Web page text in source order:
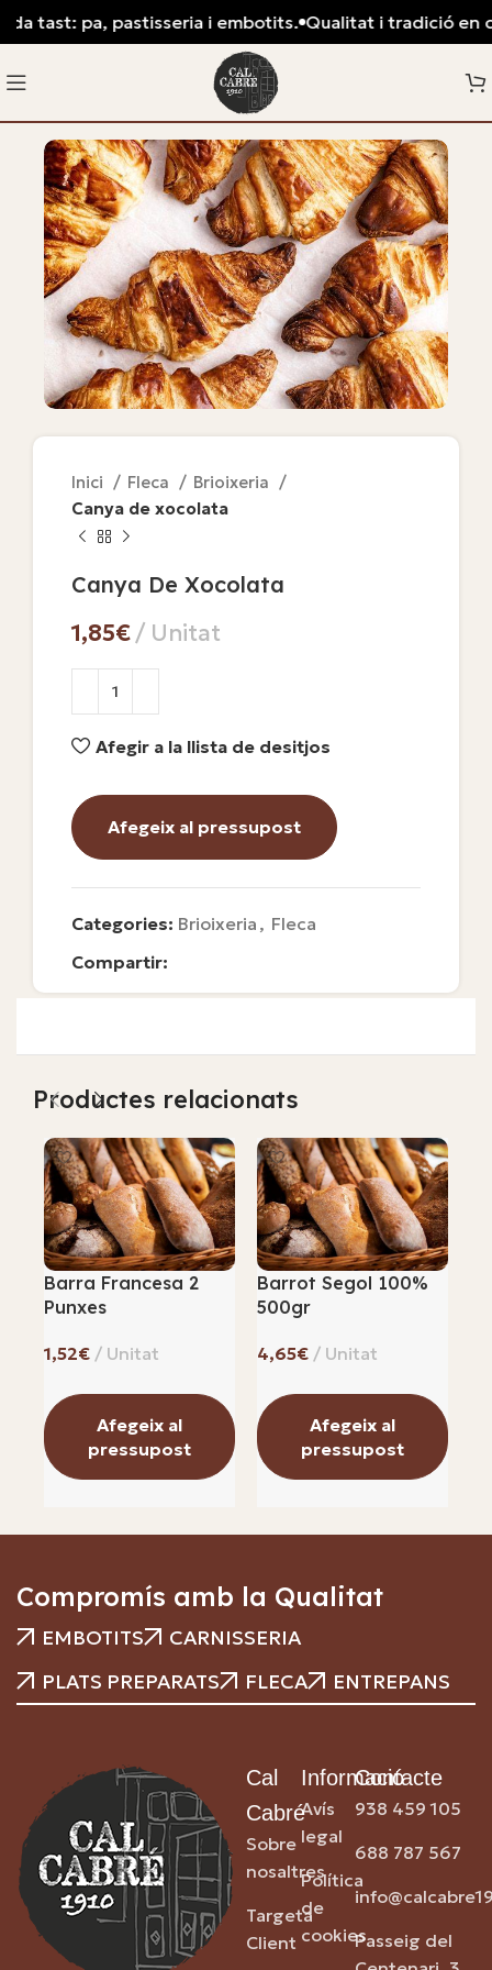
Inici Fleca
Brioixeria
Canya de xocolata
Canya De Xocolata
€
Afegir a la llista de desitjos
Afegeix al pressupost
Categories: Brioixeria , Fleca
Compartir:
Productes relacionats
Barra Francesa 2
Punxes
€
Afegeix al
pressupost
Barrot Segol 100%
500gr
€
Afegeix al
pressupost
Compromís amb la Qualitat
EMBOTITS
CARNISSERIA
PLATS PREPARATS
FLECA ENTREPANS
Cal
Cabré
Sobre
nosaltres
Targeta
Client
Informació
Avís
legal
Política
de
cookies
Contacte
938 459 105
688 787 567
Passeig del
tast: pa, pastisseria i embotits. Qualitat i tradició en